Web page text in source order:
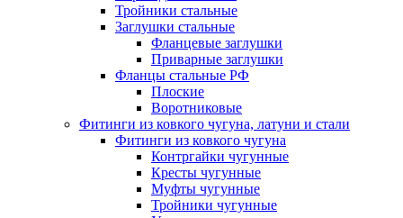
Тройники стальные
Заглушки стальные
Фланцевые заглушки
Приварные заглушки
Фланцы стальные РФ
Плоские
Воротниковые
Фитинги из ковкого чугуна, латуни и стали
Фитинги из ковкого чугуна
Контргайки чугунные
Кресты чугунные
Муфты чугунные
Тройники чугунные